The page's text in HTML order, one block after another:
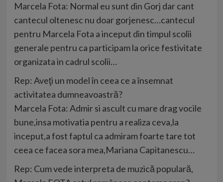
Marcela Fota: Normal eu sunt din Gorj dar cant
cantecul oltenesc nu doar gorjenesc…cantecul
pentru Marcela Fota a inceput din timpul scolii
generale pentru ca participam la orice festivitate
organizata in cadrul scolii…
Rep: Aveţi un model în ceea ce a însemnat
activitatea dumneavoastră?
Marcela Fota: Admir si ascult cu mare drag vocile
bune,insa motivatia pentru a realiza ceva,la
inceput,a fost faptul ca admiram foarte tare tot
ceea ce facea sora mea,Mariana Capitanescu…
Rep: Cum vede interpreta de muzică populară,